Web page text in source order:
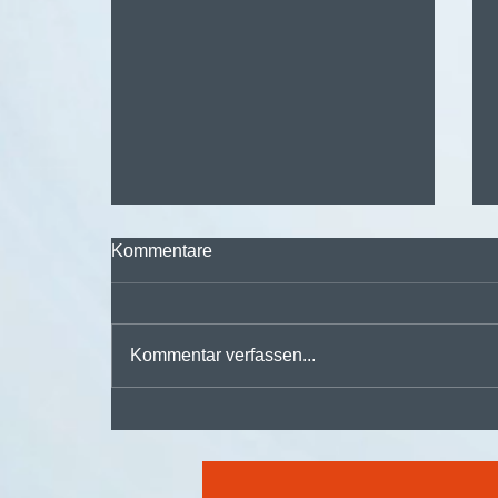
Kommentare
Kommentar verfassen...